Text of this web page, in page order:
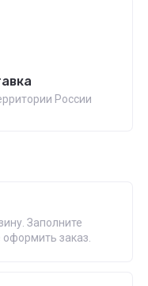
России
Заполните
заказ.